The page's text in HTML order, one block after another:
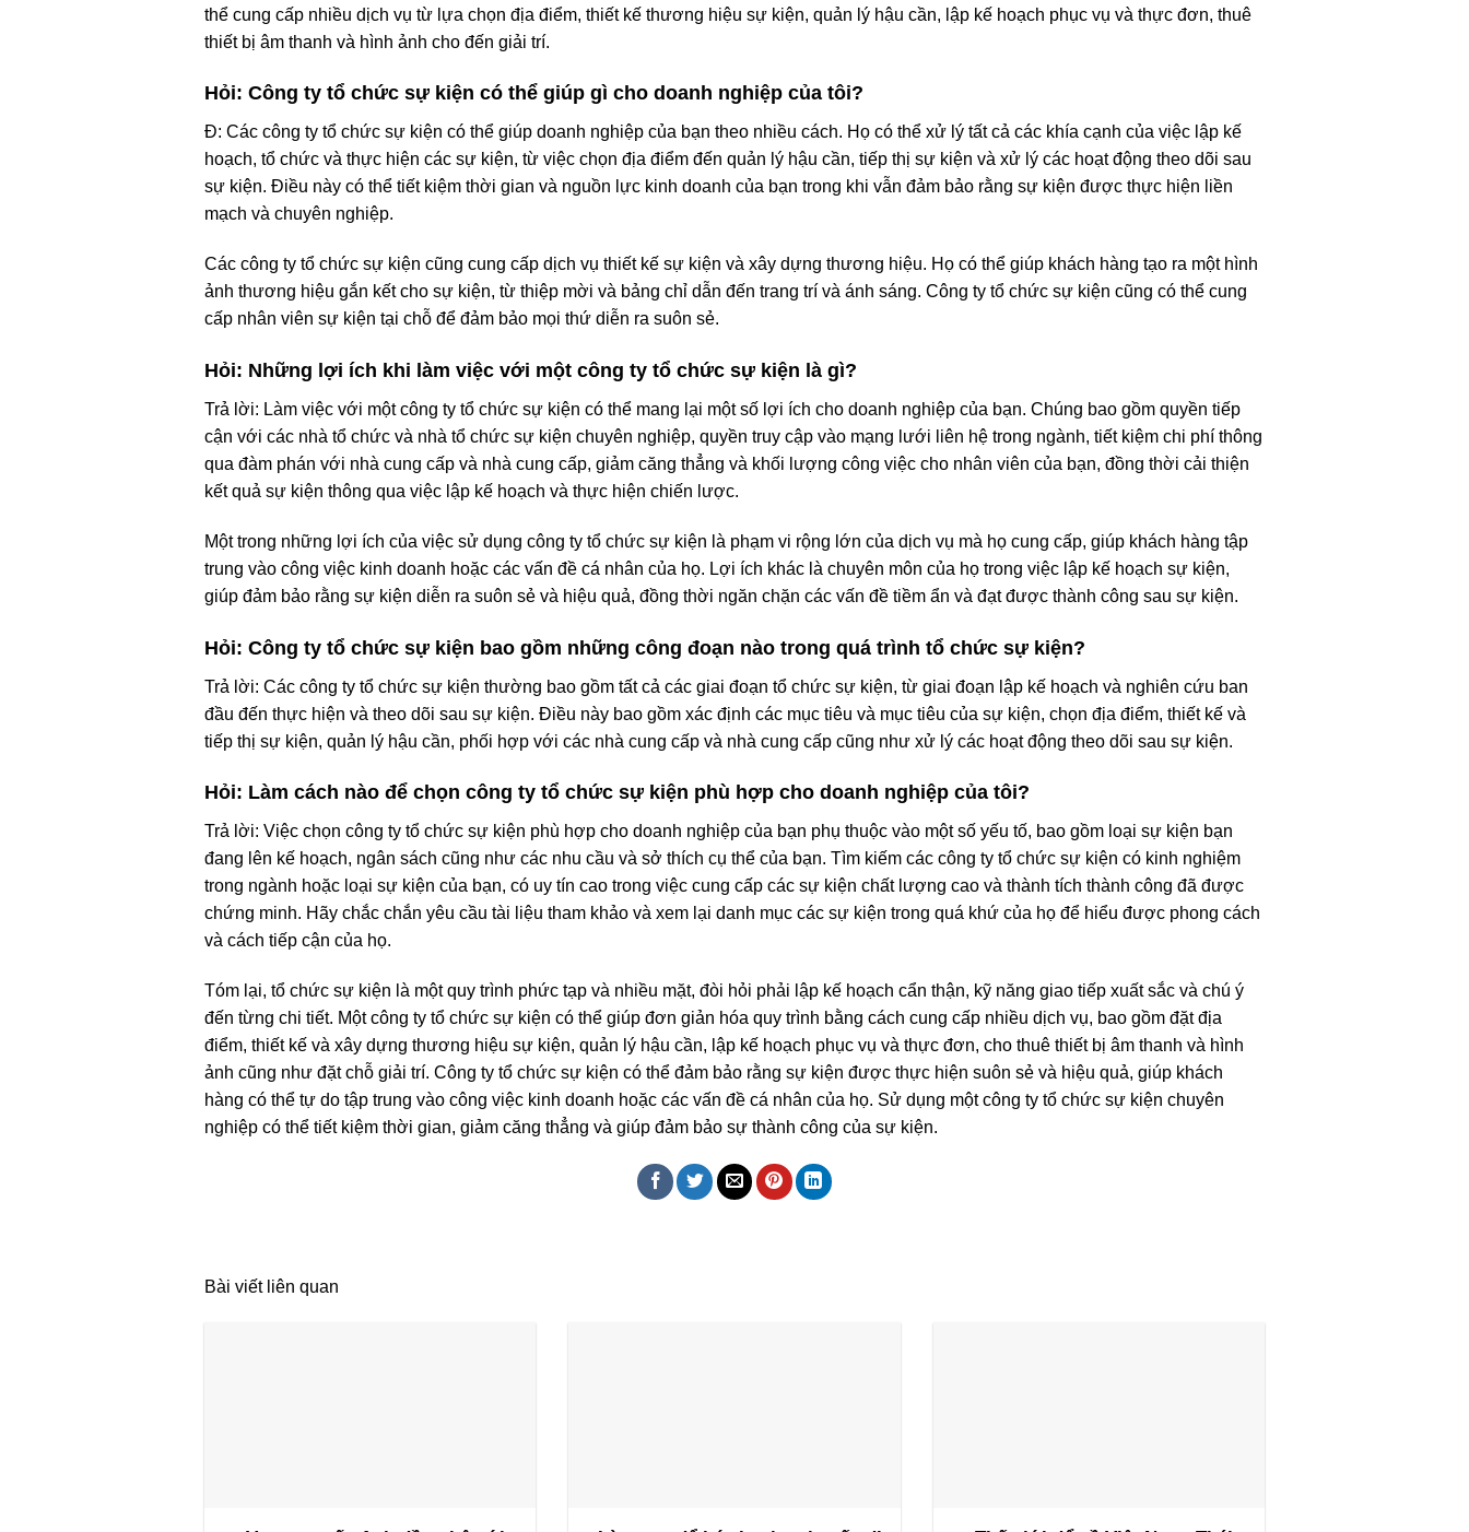
thể cung cấp nhiều dịch vụ từ lựa chọn địa điểm, thiết kế thương hiệu sự kiện, quản lý hậu cần, lập kế hoạch phục vụ và thực đơn, thuê
thiết bị âm thanh và hình ảnh cho đến giải trí.
Hỏi: Công ty tổ chức sự kiện có thể giúp gì cho doanh nghiệp của tôi?
Đ: Các công ty tổ chức sự kiện có thể giúp doanh nghiệp của bạn theo nhiều cách. Họ có thể xử lý tất cả các khía cạnh của việc lập kế
hoạch, tổ chức và thực hiện các sự kiện, từ việc chọn địa điểm đến quản lý hậu cần, tiếp thị sự kiện và xử lý các hoạt động theo dõi sau
sự kiện. Điều này có thể tiết kiệm thời gian và nguồn lực kinh doanh của bạn trong khi vẫn đảm bảo rằng sự kiện được thực hiện liền
mạch và chuyên nghiệp.
Các công ty tổ chức sự kiện cũng cung cấp dịch vụ thiết kế sự kiện và xây dựng thương hiệu. Họ có thể giúp khách hàng tạo ra một hình
ảnh thương hiệu gắn kết cho sự kiện, từ thiệp mời và bảng chỉ dẫn đến trang trí và ánh sáng. Công ty tổ chức sự kiện cũng có thể cung
cấp nhân viên sự kiện tại chỗ để đảm bảo mọi thứ diễn ra suôn sẻ.
Hỏi: Những lợi ích khi làm việc với một công ty tổ chức sự kiện là gì?
Trả lời: Làm việc với một công ty tổ chức sự kiện có thể mang lại một số lợi ích cho doanh nghiệp của bạn. Chúng bao gồm quyền tiếp
cận với các nhà tổ chức và nhà tổ chức sự kiện chuyên nghiệp, quyền truy cập vào mạng lưới liên hệ trong ngành, tiết kiệm chi phí thông
qua đàm phán với nhà cung cấp và nhà cung cấp, giảm căng thẳng và khối lượng công việc cho nhân viên của bạn, đồng thời cải thiện
kết quả sự kiện thông qua việc lập kế hoạch và thực hiện chiến lược.
Một trong những lợi ích của việc sử dụng công ty tổ chức sự kiện là phạm vi rộng lớn của dịch vụ mà họ cung cấp, giúp khách hàng tập
trung vào công việc kinh doanh hoặc các vấn đề cá nhân của họ. Lợi ích khác là chuyên môn của họ trong việc lập kế hoạch sự kiện,
giúp đảm bảo rằng sự kiện diễn ra suôn sẻ và hiệu quả, đồng thời ngăn chặn các vấn đề tiềm ẩn và đạt được thành công sau sự kiện.
Hỏi: Công ty tổ chức sự kiện bao gồm những công đoạn nào trong quá trình tổ chức sự kiện?
Trả lời: Các công ty tổ chức sự kiện thường bao gồm tất cả các giai đoạn tổ chức sự kiện, từ giai đoạn lập kế hoạch và nghiên cứu ban
đầu đến thực hiện và theo dõi sau sự kiện. Điều này bao gồm xác định các mục tiêu và mục tiêu của sự kiện, chọn địa điểm, thiết kế và
tiếp thị sự kiện, quản lý hậu cần, phối hợp với các nhà cung cấp và nhà cung cấp cũng như xử lý các hoạt động theo dõi sau sự kiện.
Hỏi: Làm cách nào để chọn công ty tổ chức sự kiện phù hợp cho doanh nghiệp của tôi?
Trả lời: Việc chọn công ty tổ chức sự kiện phù hợp cho doanh nghiệp của bạn phụ thuộc vào một số yếu tố, bao gồm loại sự kiện bạn
đang lên kế hoạch, ngân sách cũng như các nhu cầu và sở thích cụ thể của bạn. Tìm kiếm các công ty tổ chức sự kiện có kinh nghiệm
trong ngành hoặc loại sự kiện của bạn, có uy tín cao trong việc cung cấp các sự kiện chất lượng cao và thành tích thành công đã được
chứng minh. Hãy chắc chắn yêu cầu tài liệu tham khảo và xem lại danh mục các sự kiện trong quá khứ của họ để hiểu được phong cách
và cách tiếp cận của họ.
Tóm lại, tổ chức sự kiện là một quy trình phức tạp và nhiều mặt, đòi hỏi phải lập kế hoạch cẩn thận, kỹ năng giao tiếp xuất sắc và chú ý
đến từng chi tiết. Một công ty tổ chức sự kiện có thể giúp đơn giản hóa quy trình bằng cách cung cấp nhiều dịch vụ, bao gồm đặt địa
điểm, thiết kế và xây dựng thương hiệu sự kiện, quản lý hậu cần, lập kế hoạch phục vụ và thực đơn, cho thuê thiết bị âm thanh và hình
ảnh cũng như đặt chỗ giải trí. Công ty tổ chức sự kiện có thể đảm bảo rằng sự kiện được thực hiện suôn sẻ và hiệu quả, giúp khách
hàng có thể tự do tập trung vào công việc kinh doanh hoặc các vấn đề cá nhân của họ. Sử dụng một công ty tổ chức sự kiện chuyên
nghiệp có thể tiết kiệm thời gian, giảm căng thẳng và giúp đảm bảo sự thành công của sự kiện.
Bài viết liên quan